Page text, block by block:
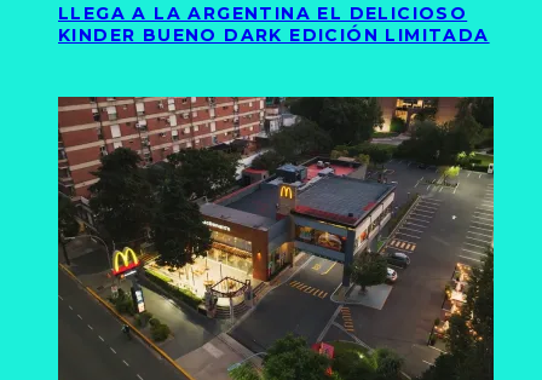
LLEGA A LA ARGENTINA EL DELICIOSO
KINDER BUENO DARK EDICIÓN LIMITADA